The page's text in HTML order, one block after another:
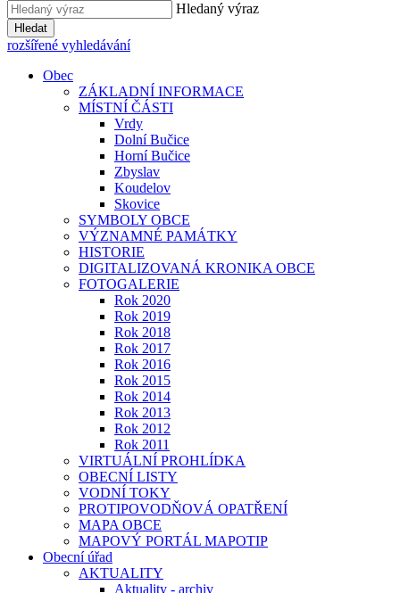
Hledaný výraz
Hledat
rozšířené vyhledávání
Obec
ZÁKLADNÍ INFORMACE
MÍSTNÍ ČÁSTI
Vrdy
Dolní Bučice
Horní Bučice
Zbyslav
Koudelov
Skovice
SYMBOLY OBCE
VÝZNAMNÉ PAMÁTKY
HISTORIE
DIGITALIZOVANÁ KRONIKA OBCE
FOTOGALERIE
Rok 2020
Rok 2019
Rok 2018
Rok 2017
Rok 2016
Rok 2015
Rok 2014
Rok 2013
Rok 2012
Rok 2011
VIRTUÁLNÍ PROHLÍDKA
OBECNÍ LISTY
VODNÍ TOKY
PROTIPOVODŇOVÁ OPATŘENÍ
MAPA OBCE
MAPOVÝ PORTÁL MAPOTIP
Obecní úřad
AKTUALITY
Aktuality - archiv